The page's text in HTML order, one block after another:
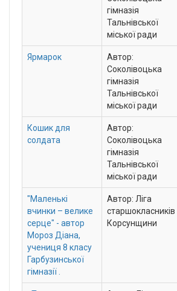
гімназія
Тальнівської
міської ради
Ярмарок
Автор:
Соколівоцька
гімназія
Тальнівської
міської ради
Кошик для
солдата
Автор:
Соколівоцька
гімназія
Тальнівської
міської ради
"Маленькі
вчинки – велике
серце" - автор
Мороз Діана,
учениця 8 класу
Гарбузинської
гімназії .
Автор: Ліга
старшокласників
Корсунщини